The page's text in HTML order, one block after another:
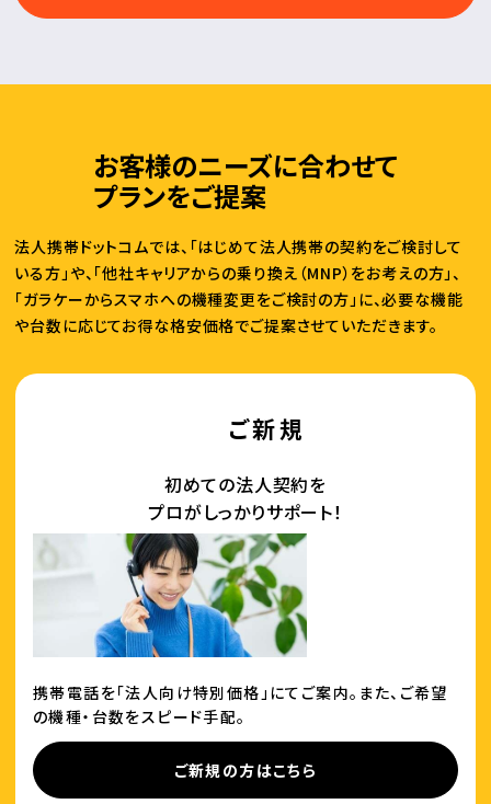
お客様のニーズに合わせて
プランをご提案
法人携帯ドットコムでは、「はじめて法人携帯の契約をご検討して
いる方」や、 「他社キャリアからの乗り換え（MNP）をお考えの方」、
「ガラケーからスマホへの機種変更をご検討の方」に、必要な機能
や台数に応じてお得な格安価格でご提案させていただきます。
ご新規
初めての法人契約を
プロがしっかりサポート！
携帯電話を「法人向け特別価格」にてご案内。また、ご希望
の機種・台数をスピード手配。
ご新規の方はこちら